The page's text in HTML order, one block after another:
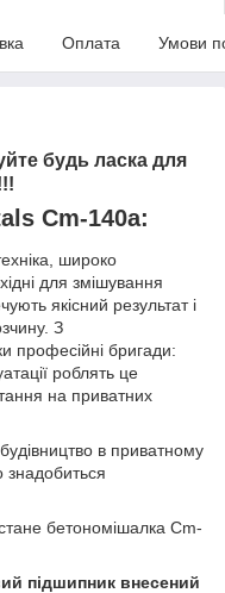
Оплата Умови
будь ласка для
Cm-140a:
широко
для змішування
якісний результат і
З
професійні бригади:
роблять це
на приватних
в приватному
знадобиться
бетономішалка Cm-
підшипник внесений